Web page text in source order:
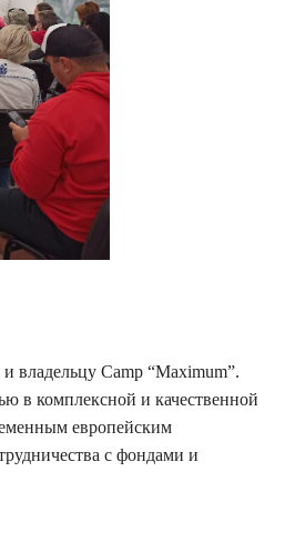
владельцу Camp “Maximum”.
в комплексной и качественной
европейским
с фондами и